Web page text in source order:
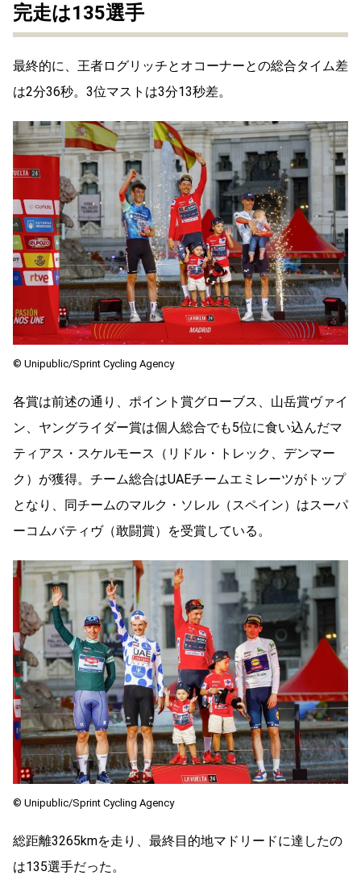
完走は135選手
最終的に、王者ログリッチとオコーナーとの総合タイム差
は2分36秒。3位マストは3分13秒差。
© Unipublic/Sprint Cycling Agency
各賞は前述の通り、ポイント賞グローブス、山岳賞ヴァイ
ン、ヤングライダー賞は個人総合でも5位に食い込んだマ
ティアス・スケルモース（リドル・トレック、デンマー
ク）が獲得。チーム総合はUAEチームエミレーツがトップ
となり、同チームのマルク・ソレル（スペイン）はスーパ
ーコムバティヴ（敢闘賞）を受賞している。
© Unipublic/Sprint Cycling Agency
総距離3265kmを走り、最終目的地マドリードに達したの
は135選手だった。